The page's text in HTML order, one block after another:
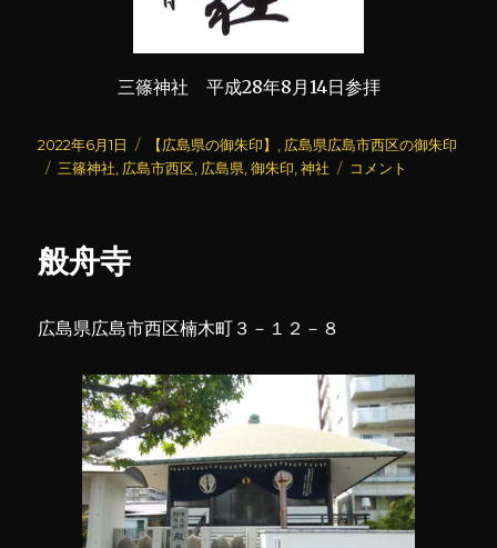
三篠神社 平成28年8月14日参拝
投
稿
2022年6月1日
カ
テ
【広島県の御朱印】
広島県広島市西区の御朱印
タ
三篠神社 広島市西区 広島県 ,御朱印 ,神社
三
コメント
般舟寺
広島県広島市西区楠木町３－１２－８